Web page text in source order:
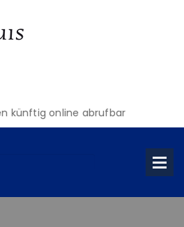
künftig online abrufbar